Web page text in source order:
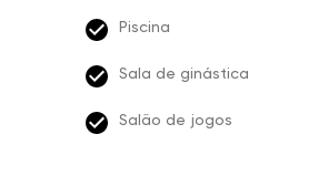
Piscina
Sala de ginástica
Salão de jogos